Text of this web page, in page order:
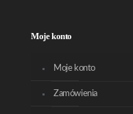
Moje konto
Moje konto
Zamówienia